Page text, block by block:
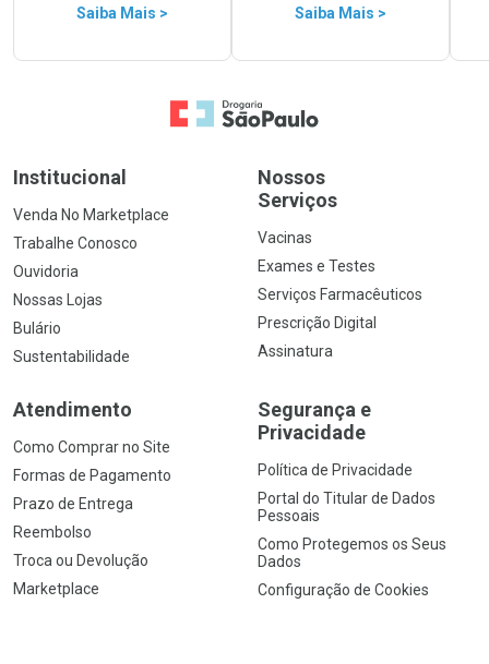
Saiba Mais > Saiba Mais >
Ir para a Home
Institucional
Venda No Marketplace
Trabalhe Conosco
Ouvidoria
Nossas Lojas
Bulário
Sustentabilidade
Nossos
Serviços
Vacinas
Exames e Testes
Serviços Farmacêuticos
Prescrição Digital
Assinatura
Atendimento
Como Comprar no Site
Formas de Pagamento
Prazo de Entrega
Reembolso
Troca ou Devolução
Marketplace
Segurança e
Privacidade
Política de Privacidade
Portal do Titular de Dados
Pessoais
Como Protegemos os Seus
Dados
Configuração de Cookies